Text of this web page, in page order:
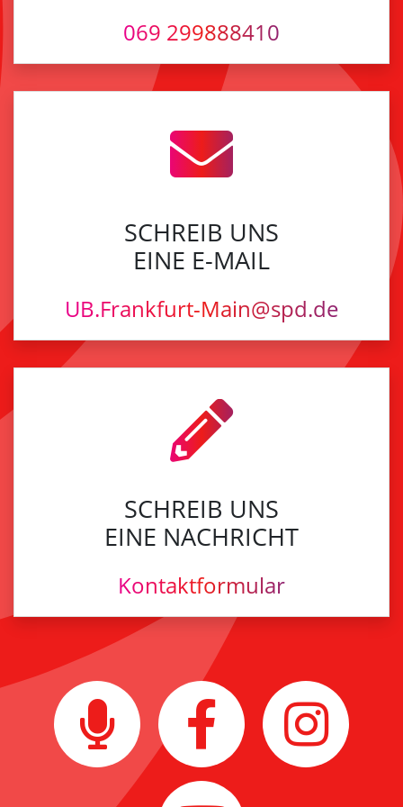
069 299888410
SCHREIB UNS
EINE E-MAIL
UB.Frankfurt-Main@spd.de
SCHREIB UNS
EINE NACHRICHT
Kontaktformular